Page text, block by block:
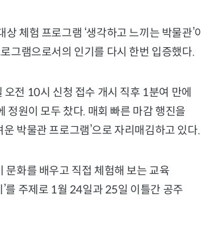
체험 프로그램 ‘생각하고 느끼는 박물관’이
그램으로서의 인기를 다시 한번 입증했다.
전 10시 신청 접수 개시 직후 1분여 만에
정원이 모두 찼다. 매회 빠른 마감 행진을
박물관 프로그램’으로 자리매김하고 있다.
문화를 배우고 직접 체험해 보는 교육
를 주제로 1월 24일과 25일 이틀간 공주